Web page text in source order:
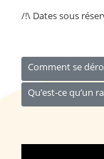
/!\ Dates sous
Comment se
Qu’est-ce qu’un